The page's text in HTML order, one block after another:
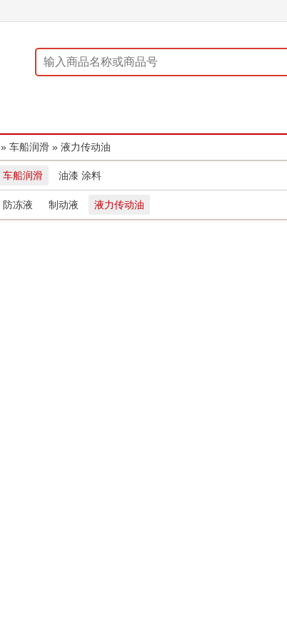
» 车船润滑 » 液力传动油
车船润滑 油漆 涂料
防冻液 制动液 液力传动油